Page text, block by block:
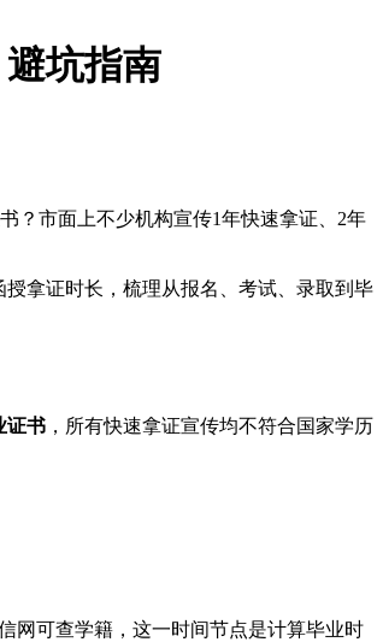
坑指南
？市面上不少机构宣传1年快速拿证、2年
拿证时长，梳理从报名、考试、录取到毕
证书 ，所有快速拿证宣传均不符合国家学历
网可查学籍，这一时间节点是计算毕业时